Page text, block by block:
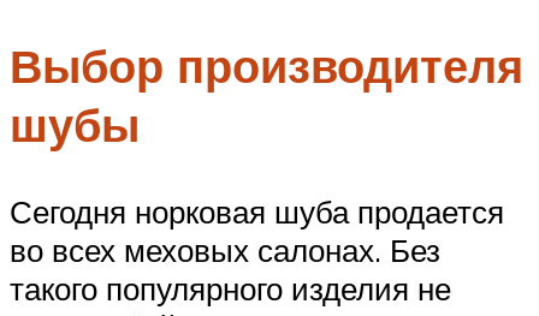
Выбор производителя
шубы
Сегодня норковая шуба продается
во всех меховых салонах. Без
такого популярного изделия не